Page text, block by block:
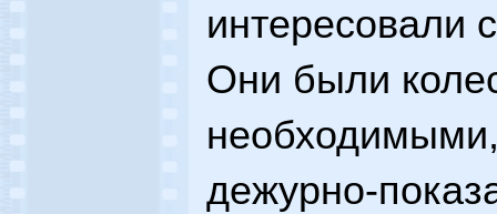
интересовали
Они были
дежурно-